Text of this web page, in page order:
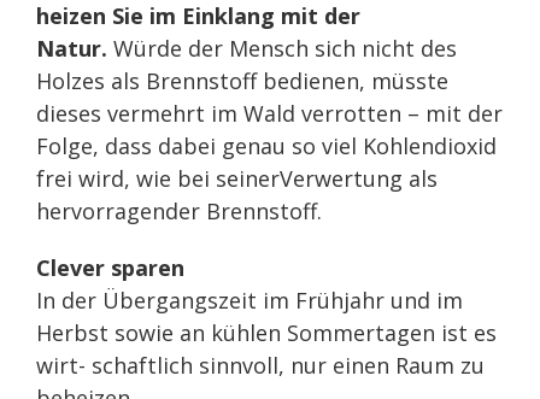
heizen Sie im Einklang mit der
Natur. Würde der Mensch sich nicht des
Holzes als Brennstoff bedienen, müsste
dieses vermehrt im Wald verrotten – mit der
Folge, dass dabei genau so viel Kohlendioxid
frei wird, wie bei seinerVerwertung als
hervorragender Brennstoff.
Clever sparen
In der Übergangszeit im Frühjahr und im
Herbst sowie an kühlen Sommertagen ist es
wirt- schaftlich sinnvoll, nur einen Raum zu